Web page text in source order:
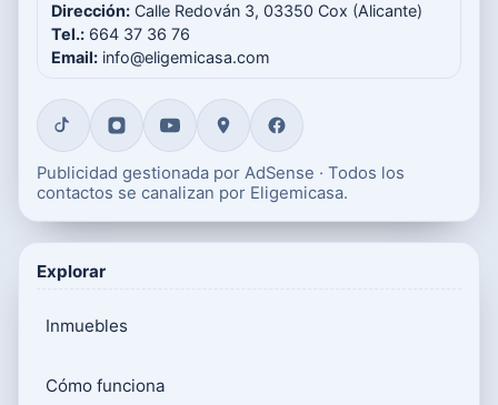
Dirección: Calle Redován 3, 03350 Cox (Alicante)
Tel.: 664 37 36 76
Email: info@eligemicasa.com
Publicidad gestionada por AdSense · Todos los
contactos se canalizan por Eligemicasa.
Explorar
Inmuebles
Cómo funciona